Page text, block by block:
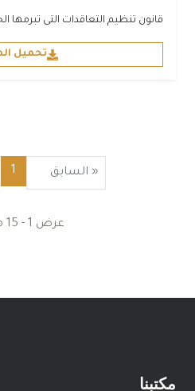
قانون تنظيم التعاقدات التى تبرمها
تحميل
« السابق 1
عرض 1
-
15
مكتبنا